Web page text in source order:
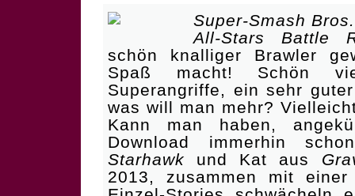
Super-Smash Bros.
All-Stars Battle
schön knalliger Brawler
Spaß macht! Schön
Superangriffe, ein sehr
was will man mehr?
Kann man haben,
Download immerhin
Starhawk und Kat aus
2013, zusammen mit